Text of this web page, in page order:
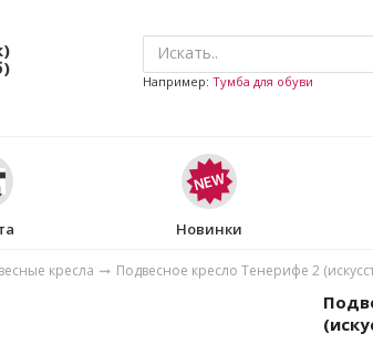
Например: Тумба для обуви
Новинки
кресла Подвесное кресло Тенерифе 2